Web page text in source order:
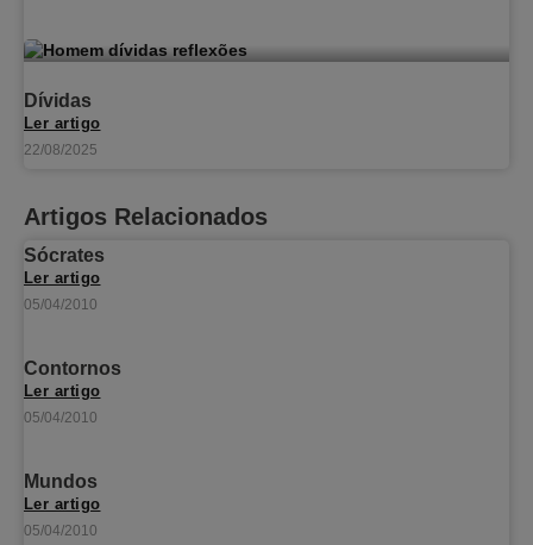
Dívidas
Ler artigo
22/08/2025
Artigos Relacionados
Sócrates
Ler artigo
05/04/2010
Contornos
Ler artigo
05/04/2010
Mundos
Ler artigo
05/04/2010